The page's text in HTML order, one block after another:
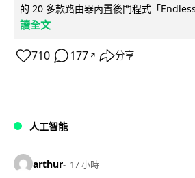
的 20 多款路由器內置後門程式「
讀全文
710 177 ↗ 分享
人工智能
arthur 17 小時